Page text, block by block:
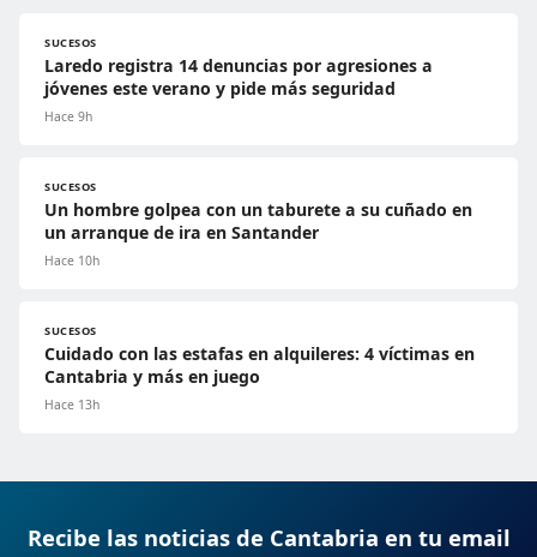
SUCESOS
Laredo registra 14 denuncias por agresiones a
jóvenes este verano y pide más seguridad
Hace 9h
SUCESOS
Un hombre golpea con un taburete a su cuñado en
un arranque de ira en Santander
Hace 10h
SUCESOS
Cuidado con las estafas en alquileres: 4 víctimas en
Cantabria y más en juego
Hace 13h
Recibe las noticias de Cantabria en tu email